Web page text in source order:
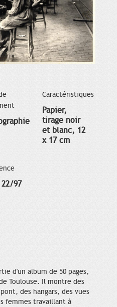
Caractéristiques
Papier,
tirage noir
et blanc, 12
x 17 cm
97
d'un album de 50 pages,
Toulouse. Il montre des
des hangars, des vues
femmes travaillant à